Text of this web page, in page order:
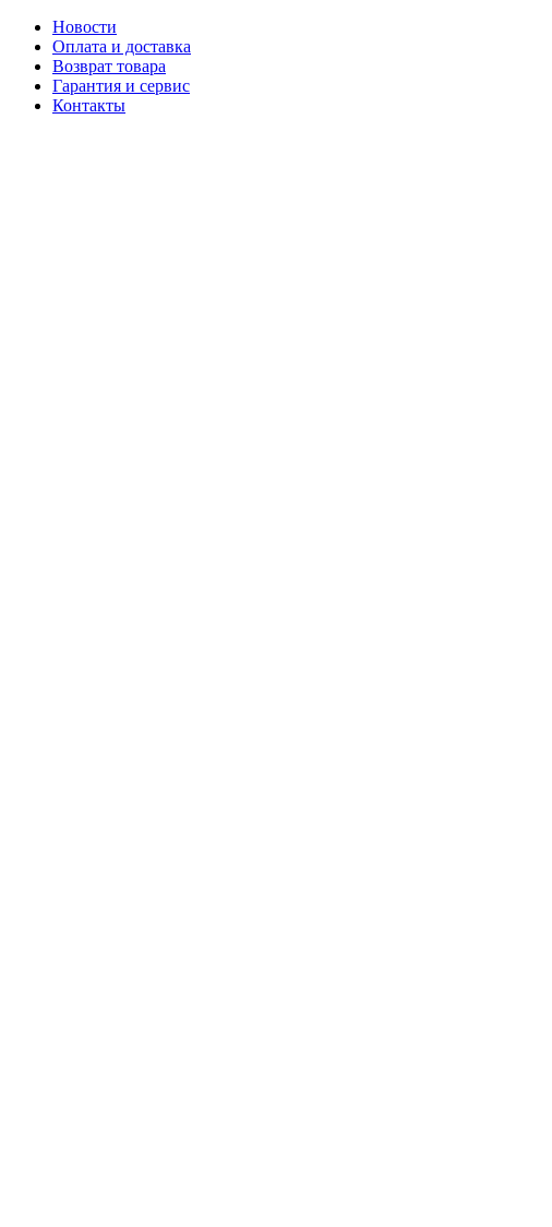
Новости
Оплата и доставка
Возврат товара
Гарантия и сервис
Контакты